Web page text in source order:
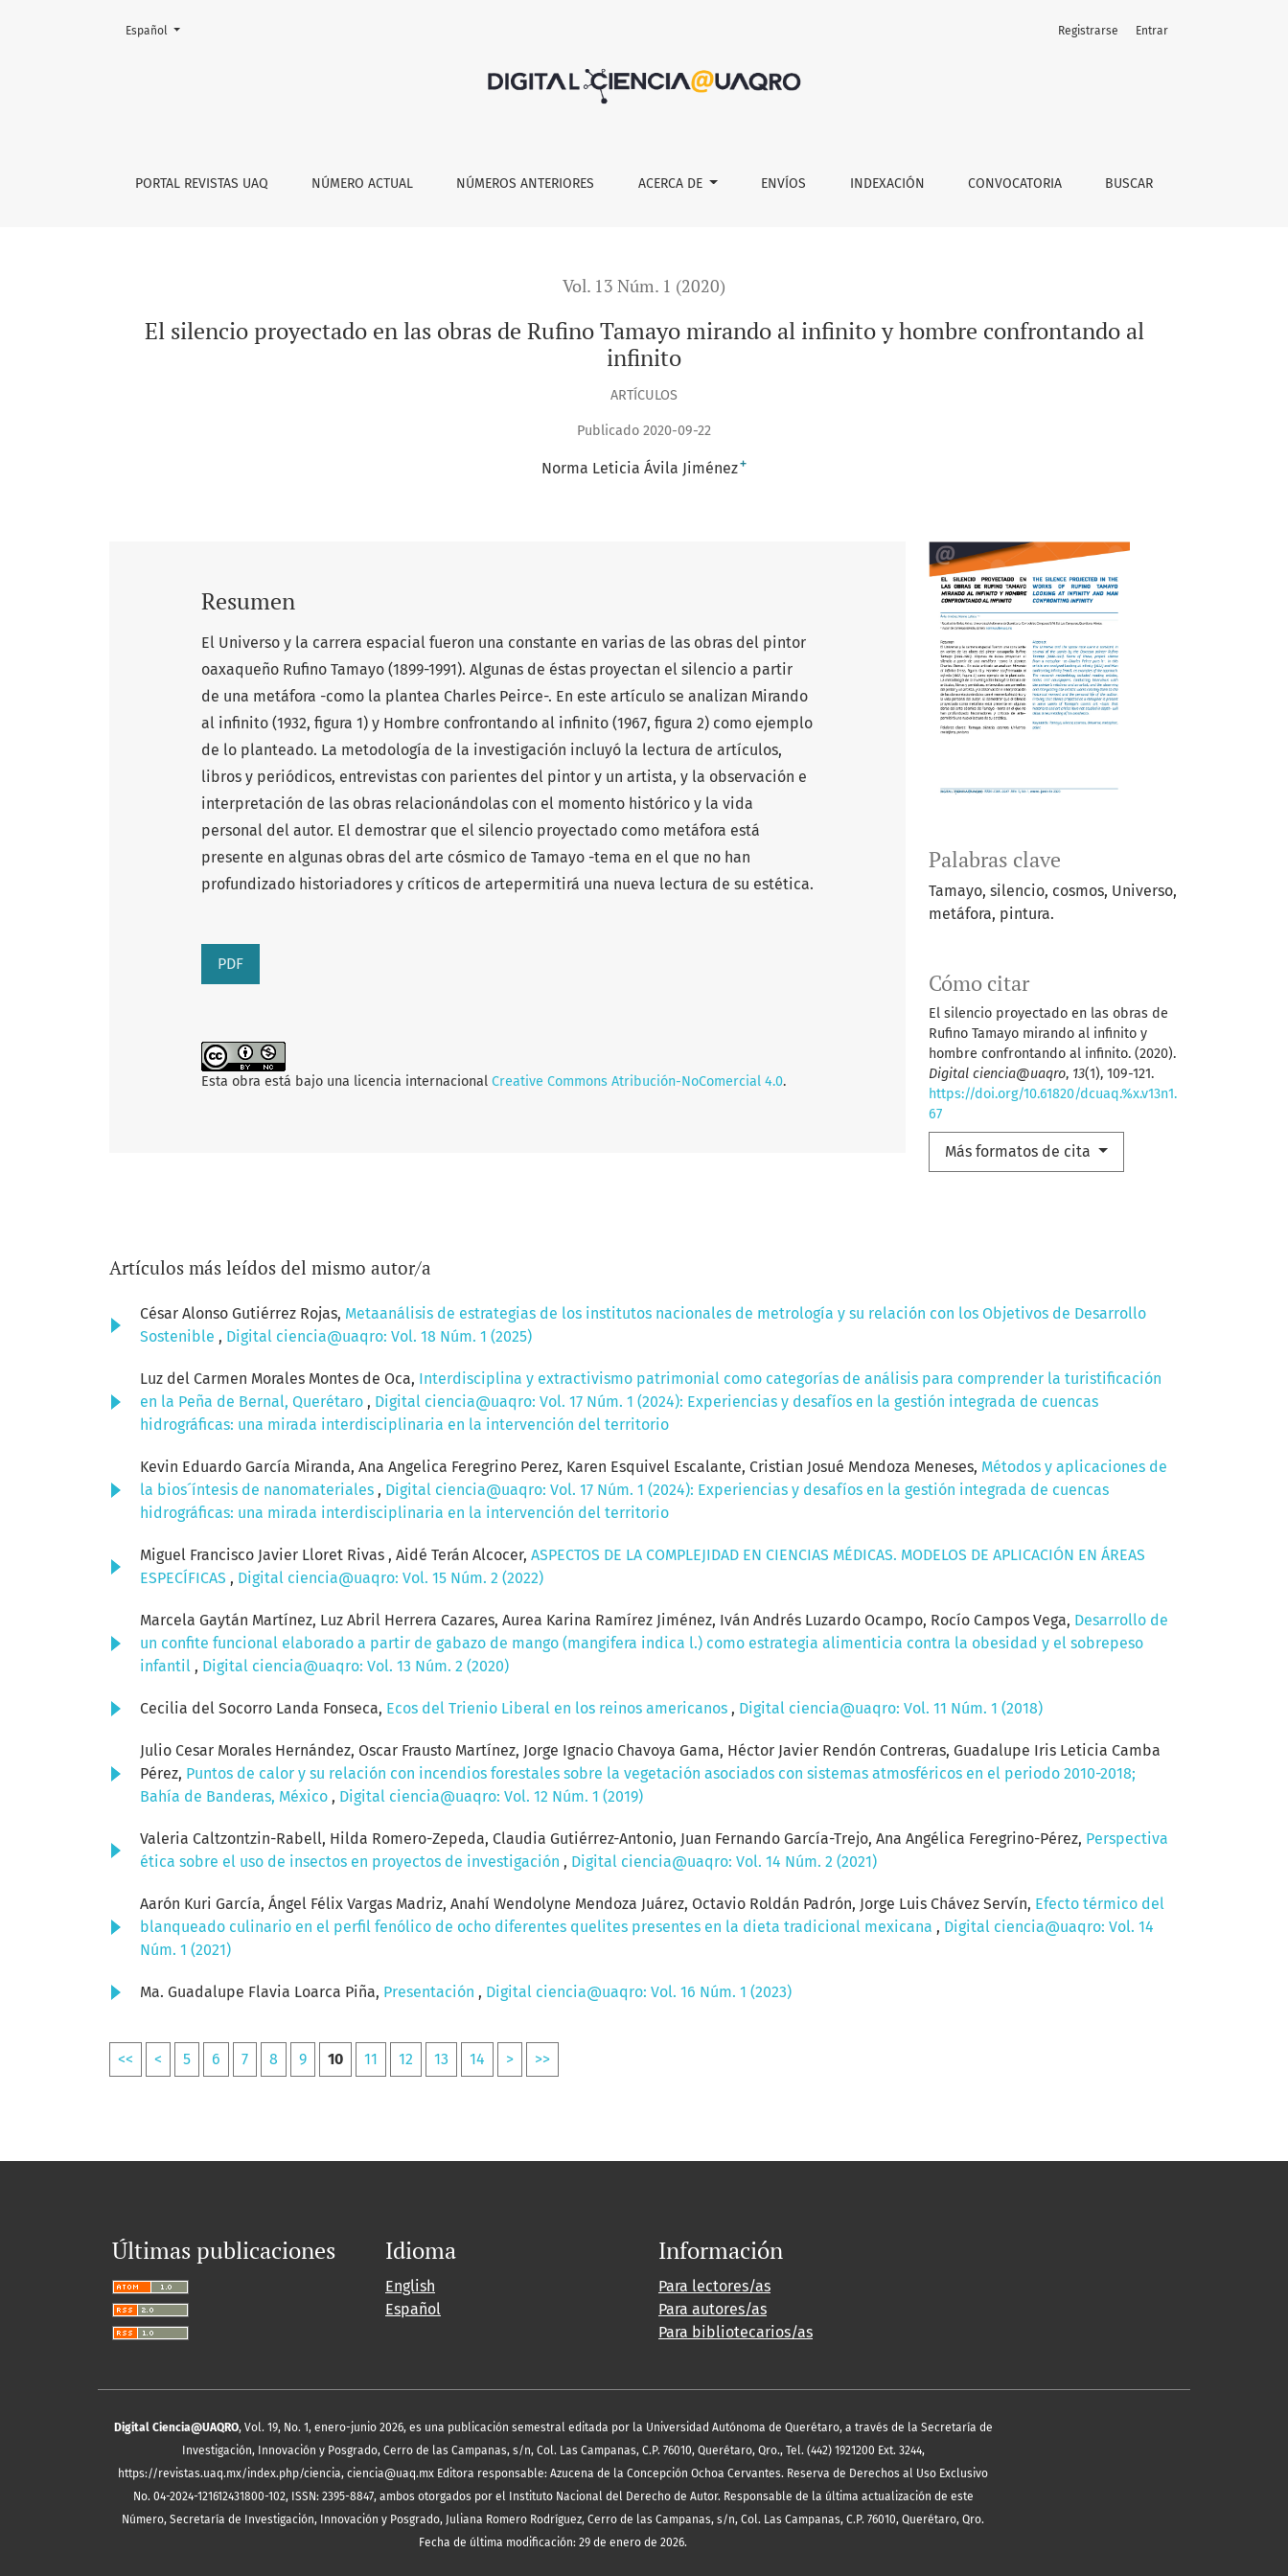
El silencio proyectado en las obras de Rufino Tamayo mirando al infinito y hombre confrontando al infinito
PORTAL REVISTAS UAQ NÚMERO ACTUAL NÚMEROS ANTERIORES ACERCA DE ENVÍOS INDEXACIÓN CONVOCATORIA BUSCAR
Registrarse Entrar
Cambiar el idioma. El actual es:
Español
Vol. 13 Núm. 1 (2020)
El silencio proyectado en las obras de Rufino Tamayo mirando al infinito y hombre confrontando al
infinito
ARTÍCULOS
Publicado 2020-09-22
Norma Leticia Ávila Jiménez+
Palabras clave
Tamayo, silencio, cosmos, Universo,
metáfora, pintura.
Cómo citar
El silencio proyectado en las obras de
Rufino Tamayo mirando al infinito y
hombre confrontando al infinito. (2020).
Digital ciencia@uaqro, 13(1), 109-121.
https://doi.org/10.61820/dcuaq.%x.v13n1.
67
Más formatos de cita
Resumen
El Universo y la carrera espacial fueron una constante en varias de las obras del pintor
oaxaqueño Rufino Tamayo (1899-1991). Algunas de éstas proyectan el silencio a partir
de una metáfora -como la plantea Charles Peirce-. En este artículo se analizan Mirando
al infinito (1932, figura 1) y Hombre confrontando al infinito (1967, figura 2) como ejemplo
de lo planteado. La metodología de la investigación incluyó la lectura de artículos,
libros y periódicos, entrevistas con parientes del pintor y un artista, y la observación e
interpretación de las obras relacionándolas con el momento histórico y la vida
personal del autor. El demostrar que el silencio proyectado como metáfora está
presente en algunas obras del arte cósmico de Tamayo -tema en el que no han
profundizado historiadores y críticos de artepermitirá una nueva lectura de su estética.
PDF
Esta obra está bajo una licencia internacional Creative Commons Atribución-NoComercial 4.0.
Artículos más leídos del mismo autor/a
César Alonso Gutiérrez Rojas, Metaanálisis de estrategias de los institutos nacionales de metrología y su relación con los Objetivos de Desarrollo
Sostenible , Digital ciencia@uaqro: Vol. 18 Núm. 1 (2025)
Luz del Carmen Morales Montes de Oca, Interdisciplina y extractivismo patrimonial como categorías de análisis para comprender la turistificación
en la Peña de Bernal, Querétaro , Digital ciencia@uaqro: Vol. 17 Núm. 1 (2024): Experiencias y desafíos en la gestión integrada de cuencas
hidrográficas: una mirada interdisciplinaria en la intervención del territorio
Kevin Eduardo García Miranda, Ana Angelica Feregrino Perez, Karen Esquivel Escalante, Cristian Josué Mendoza Meneses, Métodos y aplicaciones de
la bios´íntesis de nanomateriales , Digital ciencia@uaqro: Vol. 17 Núm. 1 (2024): Experiencias y desafíos en la gestión integrada de cuencas
hidrográficas: una mirada interdisciplinaria en la intervención del territorio
Miguel Francisco Javier Lloret Rivas , Aidé Terán Alcocer, ASPECTOS DE LA COMPLEJIDAD EN CIENCIAS MÉDICAS. MODELOS DE APLICACIÓN EN ÁREAS
ESPECÍFICAS , Digital ciencia@uaqro: Vol. 15 Núm. 2 (2022)
Marcela Gaytán Martínez, Luz Abril Herrera Cazares, Aurea Karina Ramírez Jiménez, Iván Andrés Luzardo Ocampo, Rocío Campos Vega, Desarrollo de
un confite funcional elaborado a partir de gabazo de mango (mangifera indica l.) como estrategia alimenticia contra la obesidad y el sobrepeso
infantil , Digital ciencia@uaqro: Vol. 13 Núm. 2 (2020)
Cecilia del Socorro Landa Fonseca, Ecos del Trienio Liberal en los reinos americanos , Digital ciencia@uaqro: Vol. 11 Núm. 1 (2018)
Julio Cesar Morales Hernández, Oscar Frausto Martínez, Jorge Ignacio Chavoya Gama, Héctor Javier Rendón Contreras, Guadalupe Iris Leticia Camba
Pérez, Puntos de calor y su relación con incendios forestales sobre la vegetación asociados con sistemas atmosféricos en el periodo 2010-2018;
Bahía de Banderas, México , Digital ciencia@uaqro: Vol. 12 Núm. 1 (2019)
Valeria Caltzontzin-Rabell, Hilda Romero-Zepeda, Claudia Gutiérrez-Antonio, Juan Fernando García-Trejo, Ana Angélica Feregrino-Pérez, Perspectiva
ética sobre el uso de insectos en proyectos de investigación , Digital ciencia@uaqro: Vol. 14 Núm. 2 (2021)
Aarón Kuri García, Ángel Félix Vargas Madriz, Anahí Wendolyne Mendoza Juárez, Octavio Roldán Padrón, Jorge Luis Chávez Servín, Efecto térmico del
blanqueado culinario en el perfil fenólico de ocho diferentes quelites presentes en la dieta tradicional mexicana , Digital ciencia@uaqro: Vol. 14
Núm. 1 (2021)
Ma. Guadalupe Flavia Loarca Piña, Presentación , Digital ciencia@uaqro: Vol. 16 Núm. 1 (2023)
<< < 5 6 7 8 9 10 11 12 13 14 > >>
Últimas publicaciones Idioma
English
Español
Información
Para lectores/as
Para autores/as
Para bibliotecarios/as
Digital Ciencia@UAQRO, Vol. 19, No. 1, enero-junio 2026, es una publicación semestral editada por la Universidad Autónoma de Querétaro, a través de la Secretaría de
Investigación, Innovación y Posgrado, Cerro de las Campanas, s/n, Col. Las Campanas, C.P. 76010, Querétaro, Qro., Tel. (442) 1921200 Ext. 3244,
https://revistas.uaq.mx/index.php/ciencia, ciencia@uaq.mx Editora responsable: Azucena de la Concepción Ochoa Cervantes. Reserva de Derechos al Uso Exclusivo
No. 04-2024-121612431800-102, ISSN: 2395-8847, ambos otorgados por el Instituto Nacional del Derecho de Autor. Responsable de la última actualización de este
Número, Secretaría de Investigación, Innovación y Posgrado, Juliana Romero Rodríguez, Cerro de las Campanas, s/n, Col. Las Campanas, C.P. 76010, Querétaro, Qro.
Fecha de última modificación: 29 de enero de 2026.